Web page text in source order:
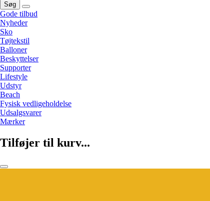
Søg
Gode tilbud
Nyheder
Sko
Tøjtekstil
Balloner
Beskyttelser
Supporter
Lifestyle
Udstyr
Beach
Fysisk vedligeholdelse
Udsalgsvarer
Mærker
Tilføjer til kurv...